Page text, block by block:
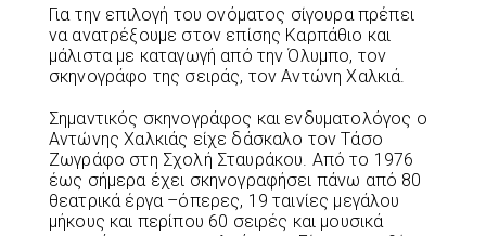
Για την επιλογή του ονόματος σίγουρα πρέπει
να ανατρέξουμε στον επίσης Καρπάθιο και
μάλιστα με καταγωγή από την Όλυμπο, τον
σκηνογράφο της σειράς, τον Αντώνη Χαλκιά.
Σημαντικός σκηνογράφος και ενδυματολόγος ο
Αντώνης Χαλκιάς είχε δάσκαλο τον Τάσο
Ζωγράφο στη Σχολή Σταυράκου. Από το 1976
έως σήμερα έχει σκηνογραφήσει πάνω από 80
θεατρικά έργα –όπερες, 19 ταινίες μεγάλου
μήκους και περίπου 60 σειρές και μουσικά